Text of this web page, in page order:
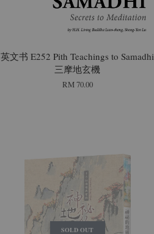
英文书 E252 Pith Teachings to Samadhi
三摩地玄機
RM 70.00
SOLD OUT